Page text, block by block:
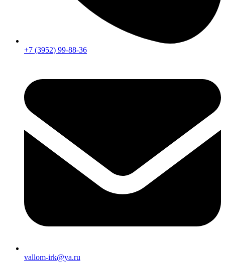
+7 (3952) 99-88-36
vallom-irk@ya.ru